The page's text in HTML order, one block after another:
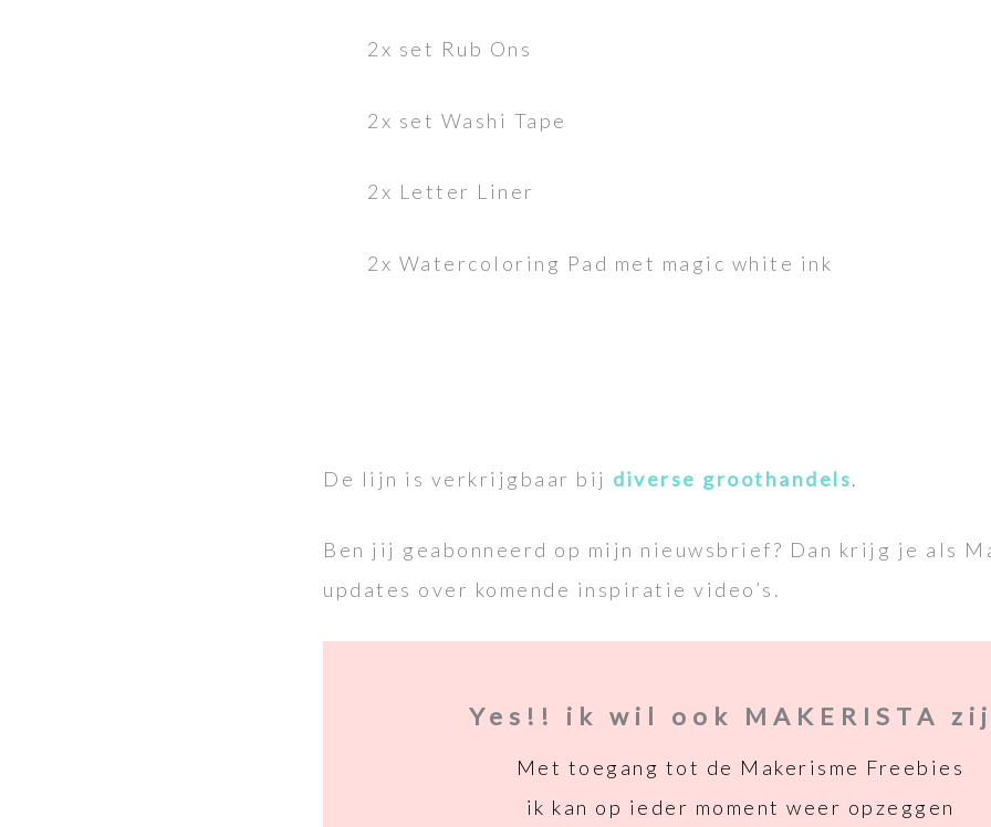
2x set Rub Ons
2x set Washi Tape
2x Letter Liner
2x Watercoloring Pad met magic white ink
De lijn is verkrijgbaar bij diverse groothandels.
Ben jij geabonneerd op mijn nieuwsbrief? Dan krijg je als
updates over komende inspiratie video’s.
Yes!! ik wil ook MAKERISTA
Met toegang tot de Makerisme Freebies
ik kan op ieder moment weer opzeggen